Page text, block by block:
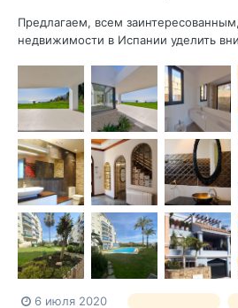
Предлагаем, всем
недвижимости в Испании уделить
Уютная квартира в Эстепоне,
Plaza de Toros. Отличная квартира
метра, р...
6 июля 2020